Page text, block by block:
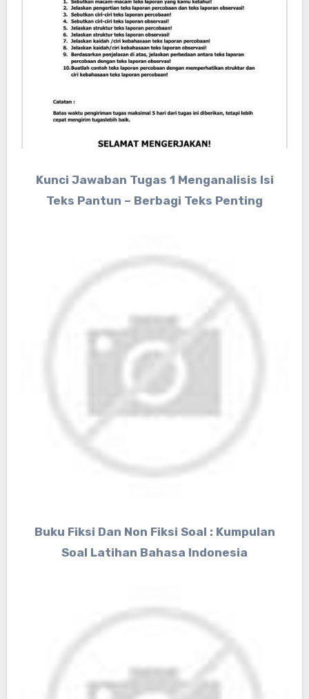
Kunci Jawaban Tugas 1 Menganalisis Isi
Teks Pantun – Berbagi Teks Penting
Buku Fiksi Dan Non Fiksi Soal : Kumpulan
Soal Latihan Bahasa Indonesia